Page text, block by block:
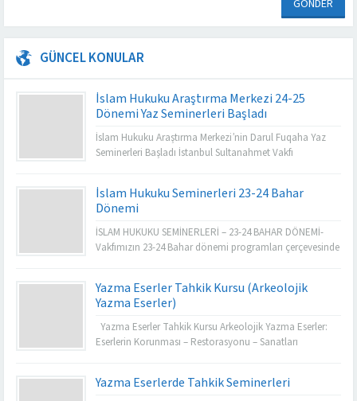
GÜNCEL KONULAR
İslam Hukuku Araştırma Merkezi 24-25
Dönemi Yaz Seminerleri Başladı
İslam Hukuku Araştırma Merkezi’nin Darul Fuqaha Yaz
Seminerleri Başladı İstanbul Sultanahmet Vakfı
Seminerleri, 2024-2025 dönemi için başladı. İngilizce ve
Arapça olarak yürütülen bu yılki program, İslam hukuku
alanında ihtisaslaşmış çok sayıda kıymetli hocanın
katılımıyla gerçekleşiyor. Klasik İslam hukuku...
İslam Hukuku Seminerleri 23-24 Bahar
Dönemi
İSLAM HUKUKU SEMİNERLERİ – 23-24 BAHAR DÖNEMİ-
Vakfımızın 23-24 Bahar dönemi programları çerçevesinde
Programı” 60 gün boyunca online ve yüz yüze olarak
gerçekleştirilecektir. Program kapsamında İslam Hukuku
ve diğer ilmi alanlarda yetkin 13 ilim adamı tarafından
Hanefi...
Yazma Eserler Tahkik Kursu (Arkeolojik
Yazma Eserler)
Yazma Eserler Tahkik Kursu Arkeolojik Yazma Eserler:
Eserlerin Korunması – Restorasyonu – Sanatları
edilen “Arkeolojik Yazma Eserlerin Korunması, Teknik
Yazma Eserlerde Tahkik Seminerleri